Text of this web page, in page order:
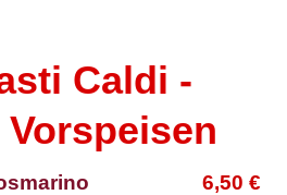
Caldi -
Vorspeisen
6,50 €